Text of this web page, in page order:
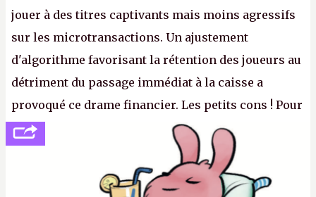
jouer à des titres captivants mais moins agressifs
sur les microtransactions. Un ajustement
d'algorithme favorisant la rétention des joueurs au
détriment du passage immédiat à la caisse a
provoqué ce drame financier. Les petits cons ! Pour
se consoler, le PDG David Baszucki peut compter
sur le déblocage du jeu en Russie et l'explosion des
joueurs majeurs (+32 %). L'avenir appartient donc